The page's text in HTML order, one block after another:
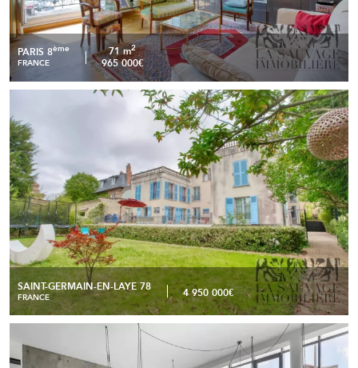
PARIS 8ème
FRANCE
71 m2
965 000€
SAINT-GERMAIN-EN-LAYE 78
FRANCE 4 950 000€
Saint-Germain-en-Laye – Villa Talisman, une demeure
d’exception aux portes de Paris
READ MORE
LOFT D'ARCHITECTE USAGE MIXTE - 196 M2 3
CHAMBRES - BAS MONTREUIL / PROCHE VINCENNES
READ MORE